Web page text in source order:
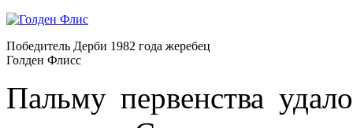
Победитель Дерби 1982 года жеребец
Голден Флисс
Пальму первенства